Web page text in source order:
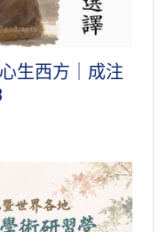
生西方｜成注